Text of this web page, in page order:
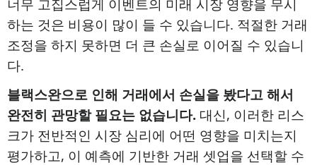
너무 고집스럽게 이벤트의 미래 시장 영향을 무시
하는 것은 비용이 많이 들 수 있습니다. 적절한 거래
조정을 하지 못하면 더 큰 손실로 이어질 수 있습니
다.
블랙스완으로 인해 거래에서 손실을 봤다고 해서
완전히 관망할 필요는 없습니다. 대신, 이러한 리스
크가 전반적인 시장 심리에 어떤 영향을 미치는지
평가하고, 이 예측에 기반한 거래 셋업을 선택할 수